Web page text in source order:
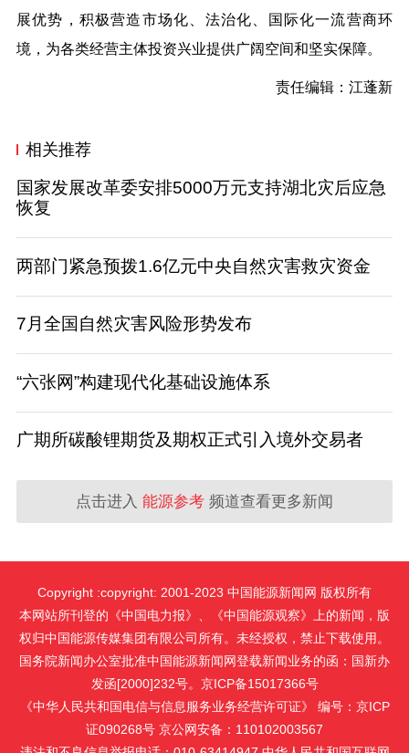
展优势，积极营造市场化、法治化、国际化一流营商环
境，为各类经营主体投资兴业提供广阔空间和坚实保障。
责任编辑：江蓬新
相关推荐
国家发展改革委安排5000万元支持湖北灾后应急
恢复
两部门紧急预拨1.6亿元中央自然灾害救灾资金
7月全国自然灾害风险形势发布
“六张网”构建现代化基础设施体系
广期所碳酸锂期货及期权正式引入境外交易者
点击进入 能源参考 频道查看更多新闻
Copyright :copyright: 2001-2023 中国能源新闻网 版权所有
本网站所刊登的《中国电力报》、《中国能源观察》上的新闻，版
权归中国能源传媒集团有限公司所有。未经授权，禁止下载使用。
国务院新闻办公室批准中国能源新闻网登载新闻业务的函：国新办
发函[2000]232号。京ICP备15017366号
《中华人民共和国电信与信息服务业务经营许可证》 编号：京ICP
证090268号 京公网安备：110102003567